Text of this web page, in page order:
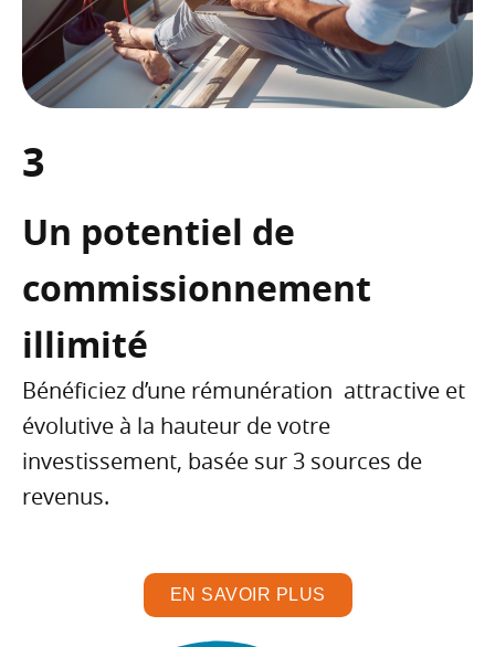
3
Un potentiel de
commissionnement
illimité
Bénéficiez d’une rémunération attractive et
évolutive à la hauteur de votre
investissement, basée sur 3 sources de
revenus.
EN SAVOIR PLUS